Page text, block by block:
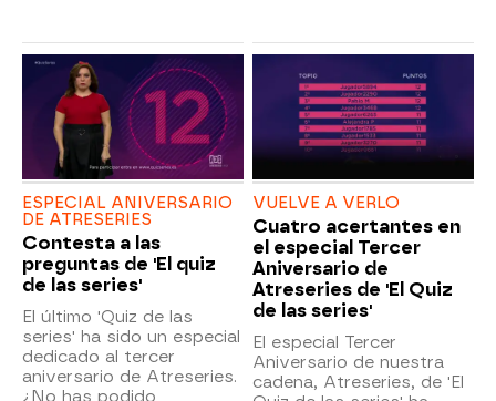
ESPECIAL ANIVERSARIO
DE ATRESERIES
Contesta a las
preguntas de 'El quiz
de las series'
El último 'Quiz de las
series' ha sido un especial
dedicado al tercer
aniversario de Atreseries.
¿No has podido
VUELVE A VERLO
Cuatro acertantes en
el especial Tercer
Aniversario de
Atreseries de 'El Quiz
de las series'
El especial Tercer
Aniversario de nuestra
cadena, Atreseries, de 'El